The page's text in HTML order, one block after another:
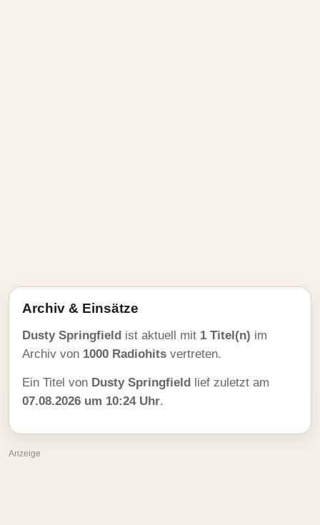
Archiv & Einsätze
Dusty Springfield ist aktuell mit 1 Titel(n) im
Archiv von 1000 Radiohits vertreten.
Ein Titel von Dusty Springfield lief zuletzt am
07.08.2026 um 10:24 Uhr.
Anzeige